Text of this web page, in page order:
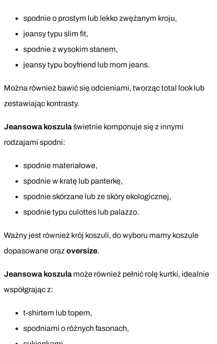
spodnie o prostym lub lekko zwężanym kroju,
jeansy typu slim fit,
spodnie z wysokim stanem,
jeansy typu boyfriend lub mom jeans.
Można również bawić się odcieniami, tworząc total look lub
zestawiając kontrasty.
Jeansowa koszulaświetnie komponuje się z innymi
rodzajami spodni:
spodnie materiałowe,
spodnie w kratę lub panterkę,
spodnie skórzane lub ze skóry ekologicznej,
spodnie typu culottes lub palazzo.
Ważny jest również krój koszuli, do wyboru mamy koszule
dopasowane orazoversize.
Jeansowa koszulamoże również pełnić rolę kurtki, idealnie
współgrając z:
t-shirtem lub topem,
spodniami o różnych fasonach,